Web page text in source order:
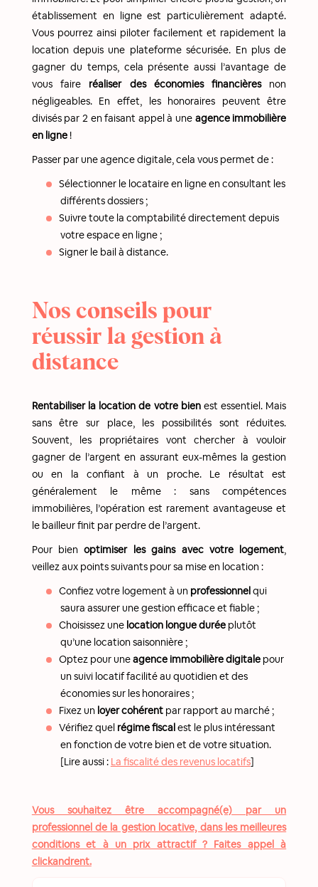
établissement en ligne est particulièrement adapté.
Vous pourrez ainsi piloter facilement et rapidement la
location depuis une plateforme sécurisée. En plus de
gagner du temps, cela présente aussi l’avantage de
vous faire réaliser des économies financièresnon
négligeables. En effet, les honoraires peuvent être
divisés par 2 en faisant appel à une agence immobilière
en ligne!
Passer par une agence digitale, cela vous permet de :
Sélectionner le locataire en ligne en consultant les
différents dossiers ;
Suivre toute la comptabilité directement depuis
votre espace en ligne ;
Signer le bail à distance.
Nos conseils pour
réussir la gestion à
distance
Rentabiliser la location de votre bienest essentiel. Mais
sans être sur place, les possibilités sont réduites.
Souvent, les propriétaires vont chercher à vouloir
gagner de l’argent en assurant eux-mêmes la gestion
ou en la confiant à un proche. Le résultat est
généralement le même : sans compétences
immobilières, l’opération est rarement avantageuse et
le bailleur finit par perdre de l’argent.
Pour bienoptimiser les gains avec votre logement,
veillez aux points suivants pour sa mise en location :
Confiez votre logement à un professionnelqui
saura assurer une gestion efficace et fiable ;
Choisissez une location longue duréeplutôt
qu’une location saisonnière ;
Optez pour uneagence immobilière digitalepour
un suivi locatif facilité au quotidien et des
économies sur les honoraires ;
Fixez un loyer cohérentpar rapport au marché ;
Vérifiez quel régime fiscalest le plus intéressant
en fonction de votre bien et de votre situation.
[Lire aussi : La fiscalité des revenus locatifs]
Vous souhaitez être accompagné(e) par un
professionnel de la gestion locative, dans les meilleures
conditions et à un prix attractif ? Faites appel à
clickandrent.